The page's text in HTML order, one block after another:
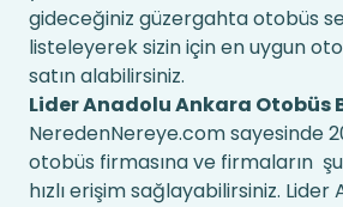
gideceğiniz güzergahta otobüs
listeleyerek sizin için en uygun
satın alabilirsiniz.
Lider Anadolu Ankara Otobüs
NeredenNereye.com sayesinde
otobüs firmasına ve firmaların
hızlı erişim sağlayabilirsiniz.